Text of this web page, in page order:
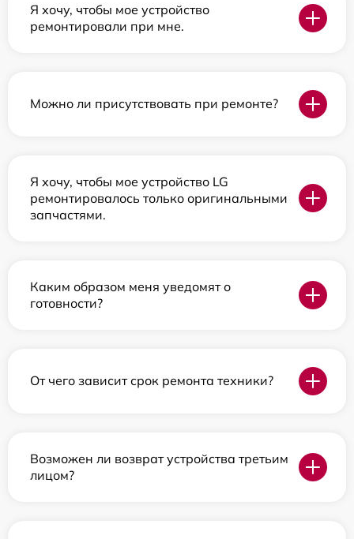
Я хочу, чтобы мое устройство
ремонтировали при мне.
Можно ли присутствовать при ремонте?
Я хочу, чтобы мое устройство LG
ремонтировалось только оригинальными
запчастями.
Каким образом меня уведомят о
готовности?
От чего зависит срок ремонта техники?
Возможен ли возврат устройства третьим
лицом?